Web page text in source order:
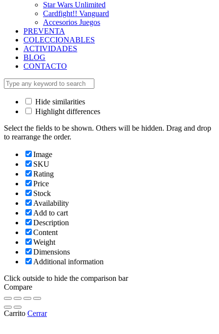
Star Wars Unlimited
Cardfight!! Vanguard
Accesorios Juegos
PREVENTA
COLECCIONABLES
ACTIVIDADES
BLOG
CONTACTO
Hide similarities
Highlight differences
Select the fields to be shown. Others will be hidden. Drag and drop
to rearrange the order.
Image
SKU
Rating
Price
Stock
Availability
Add to cart
Description
Content
Weight
Dimensions
Additional information
Click outside to hide the comparison bar
Compare
Carrito Cerrar